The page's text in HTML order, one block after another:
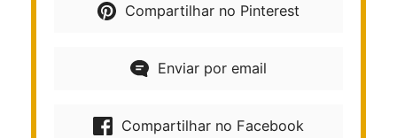
Compartilhar no Pinterest
Enviar por email
Compartilhar no Facebook